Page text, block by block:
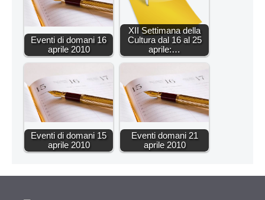
Eventi di domani 16
aprile 2010
XII Settimana della
Cultura dal 16 al 25
aprile:…
Eventi di domani 15
aprile 2010
Eventi domani 21
aprile 2010